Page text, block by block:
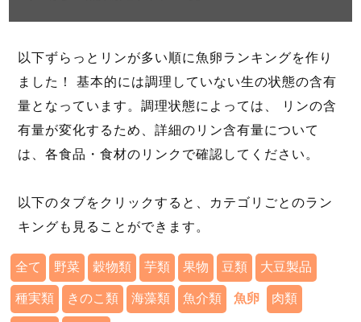
以下ずらっとリンが多い順に魚卵ランキングを作り
ました！ 基本的には調理していない生の状態の含有
量となっています。調理状態によっては、 リンの含
有量が変化するため、詳細のリン含有量について
は、各食品・食材のリンクで確認してください。
以下のタブをクリックすると、カテゴリごとのラン
キングも見ることができます。
全て 野菜 穀物類 芋類 果物 豆類 大豆製品
種実類 きのこ類 海藻類 魚介類 魚卵 肉類